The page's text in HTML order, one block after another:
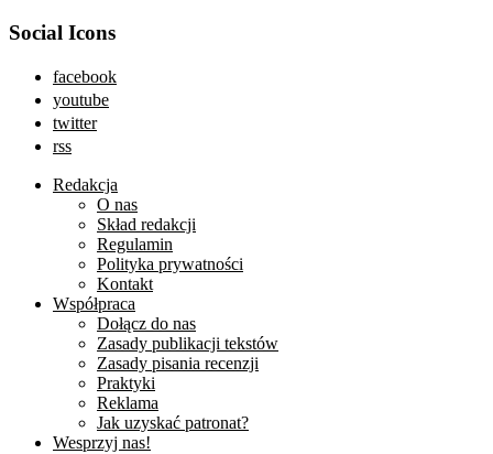
Social Icons
facebook
youtube
twitter
rss
Redakcja
O nas
Skład redakcji
Regulamin
Polityka prywatności
Kontakt
Współpraca
Dołącz do nas
Zasady publikacji tekstów
Zasady pisania recenzji
Praktyki
Reklama
Jak uzyskać patronat?
Wesprzyj nas!